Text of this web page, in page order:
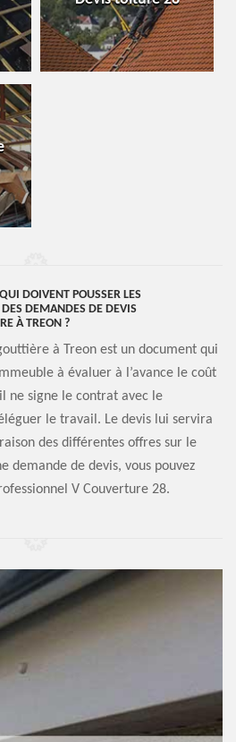
DOIVENT POUSSER LES
DES DEMANDES DE DEVIS
À TREON ?
à Treon est un document qui
à évaluer à l’avance le coût
ne signe le contrat avec le
le travail. Le devis lui servira
des différentes offres sur le
demande de devis, vous pouvez
V Couverture 28.